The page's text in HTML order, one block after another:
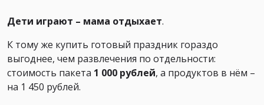
Дети играют – мама отдыхает.
К тому же купить готовый праздник гораздо
выгоднее, чем развлечения по отдельности:
стоимость пакета 1 000 рублей, а продуктов в нём –
на 1 450 рублей.